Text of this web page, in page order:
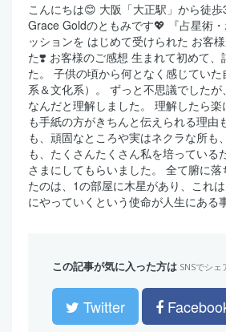
こんにちは😊 大阪「大正駅」から徒
Grace Goldのともみです💖 『占星術
ッションを はじめて受けられた お客
た❣️ お客様のご感想 生まれて初めて、
た。 子供の頃から何となく感じてい
系＆文化系）。 ずっと不思議でした
なんだと理解しました。 理解したら
も手紙の方がきちんと伝えられる理由
も、頑固なところや実はネクラな所も
も、たくさんたくさん私を培っている
さまにしてもらいました。 全て腑に
たのは、1の部屋に木星があり、これ
にやっていくという使命が人生にある
この記事が気に入った方は SNSでシェ
Twitter